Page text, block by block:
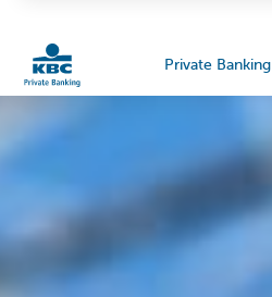
Private Banking